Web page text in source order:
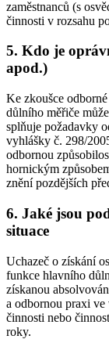
zaměstnanců (s
činnosti v rozsahu
5. Kdo je
apod.)
Ke zkoušce
důlního měřiče
splňuje požadavky
vyhlášky č. 298/
odbornou
hornickým
znění pozdějších
6. Jaké jsou
situace
Uchazeč o získání
funkce hlavního
získanou
a odbornou praxi
činnosti nebo
roky.